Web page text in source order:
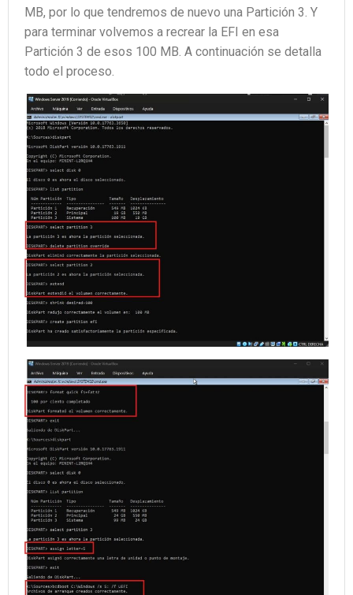
MB, por lo que tendremos de nuevo una Partición 3. Y
para terminar volvemos a recrear la EFI en esa
Partición 3 de esos 100 MB. A continuación se detalla
todo el proceso.